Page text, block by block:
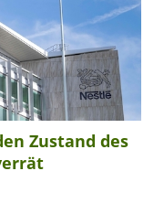
Zustand des